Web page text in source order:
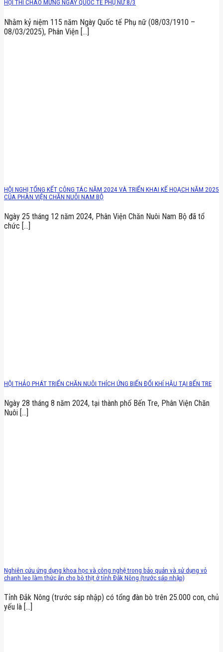
HỘI THI CHÀO MỪNG NGÀY QUỐC TẾ PHỤ NỮ 8/3
Nhằm kỷ niệm 115 năm Ngày Quốc tế Phụ nữ (08/03/1910 –
08/03/2025), Phân Viện [...]
HỘI NGHỊ TỔNG KẾT CÔNG TÁC NĂM 2024 VÀ TRIỂN KHAI KẾ HOẠCH NĂM 2025
CỦA PHÂN VIỆN CHĂN NUÔI NAM BỘ
Ngày 25 tháng 12 năm 2024, Phân Viện Chăn Nuôi Nam Bộ đã tổ
chức [...]
HỘI THẢO PHÁT TRIỂN CHĂN NUÔI THÍCH ỨNG BIẾN ĐỔI KHÍ HẬU TẠI BẾN TRE
Ngày 28 tháng 8 năm 2024, tại thành phố Bến Tre, Phân Viện Chăn
Nuôi [...]
Nghiên cứu ứng dụng khoa học và công nghệ trong bảo quản và sử dụng vỏ
chanh leo làm thức ăn cho bò thịt ở tỉnh Đắk Nông (trước sáp nhập)
Tỉnh Đắk Nông (trước sáp nhập) có tổng đàn bò trên 25.000 con, chủ
yếu là [...]